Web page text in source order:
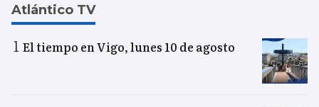
Atlántico TV
El tiempo en Vigo, lunes 10 de agosto